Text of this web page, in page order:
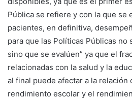
Pública se refiere y con la que se
pacientes, en definitiva,
para que las Políticas Públicas no
sino que se evalúen” ya que el
relacionadas con la salud y la
al final puede afectar a la relación
rendimiento escolar y el